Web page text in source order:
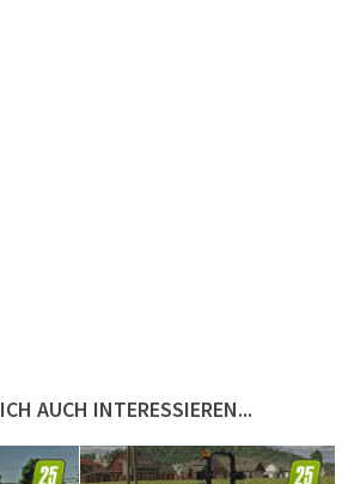
AUCH INTERESSIEREN...